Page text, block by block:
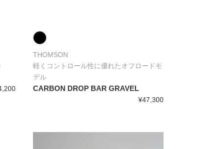
THOMSON
軽くコントロール性に優れたオフロードモ
デル
CARBON DROP BAR GRAVEL
¥47,300